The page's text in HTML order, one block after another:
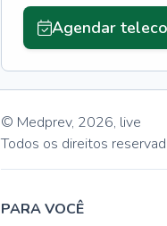
Agendar
© Medprev, 2026, live
Todos os direitos
PARA VOCÊ